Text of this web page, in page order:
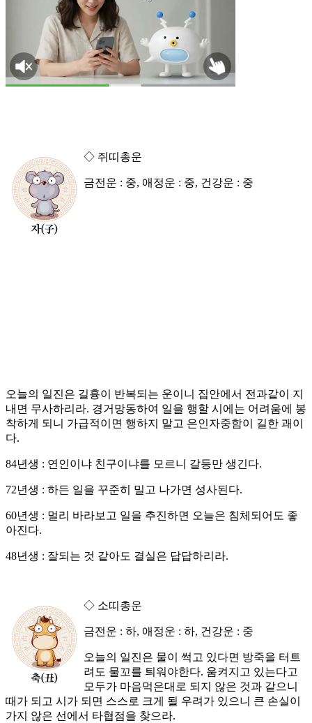
◇ 쥐띠총운
금전운 : 중, 애정운 : 중, 건강운 : 중
오늘의 일진은 길흉이 반복되는 운이니 집안에서 전과같이 지
내면 무사하리라. 경거망동하여 일을 행할 시에는 어려움에 봉
착하게 되니 가급적이면 행하지 말고 은인자중함이 길한 괘이
다.
84년생 : 연인이냐 친구이냐를 모르니 갈등만 생긴다.
72년생 : 하든 일을 꾸준히 밀고 나가면 성사된다.
60년생 : 멀리 바라보고 일을 추진하면 오늘은 침체되어도 좋
아진다.
48년생 : 잘되는 것 같아도 결실은 답답하리라.
◇ 소띠총운
금전운 : 하, 애정운 : 하, 건강운 : 중
오늘의 일진은 물이 썩고 있다면 방죽을 터트
려도 물꼬를 틔워야한다. 움켜지고 있는다고
모두가 마음먹은대로 되지 않은 것과 같으니
때가 되고 시가 되면 스스로 크게 될 우려가 있으니 큰 손실이
가지 않은 선에서 타협점을 찾으라.